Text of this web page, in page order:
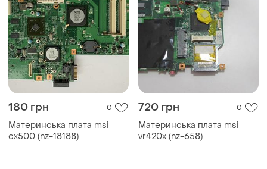
180 грн 0
Материнська плата msi
cx500 (nz-18188)
720 грн 0
Материнська плата msi
vr420x (nz-658)